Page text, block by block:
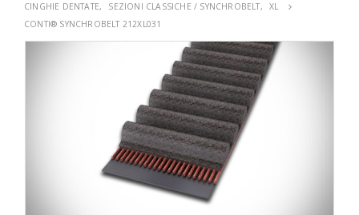
CINGHIE DENTATE, SEZIONI CLASSICHE / SYNCHROBELT,
XL
CONTI® SYNCHROBELT 212XL031